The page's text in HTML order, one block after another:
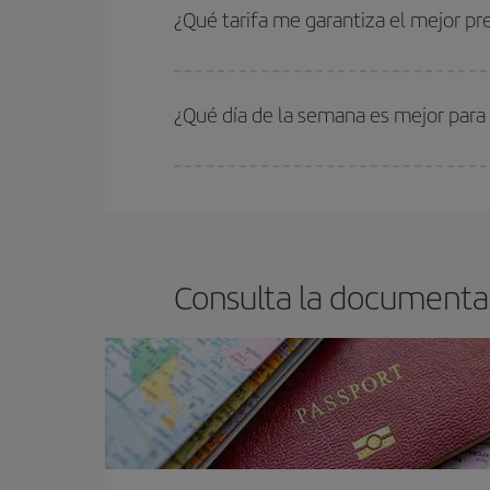
estén disponibles o se vayan agotando. Por eso,
¿Qué tarifa me garantiza el mejor
¿Qué día de la semana es mejor
Consulta la